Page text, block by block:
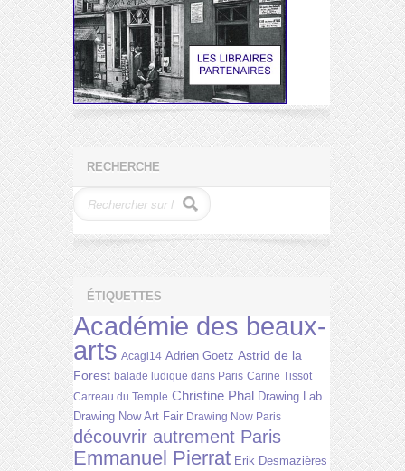
RECHERCHE
ÉTIQUETTES
Académie des beaux-
arts Acagl14 Adrien Goetz Astrid de la
Forest balade ludique dans Paris Carine Tissot
Carreau du Temple Christine Phal Drawing Lab
Drawing Now Art Fair Drawing Now Paris
découvrir autrement Paris
Emmanuel Pierrat Erik Desmazières